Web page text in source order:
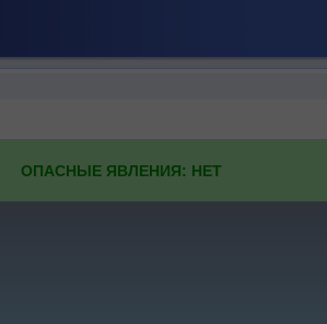
ОПАСНЫЕ ЯВЛЕНИЯ: НЕТ